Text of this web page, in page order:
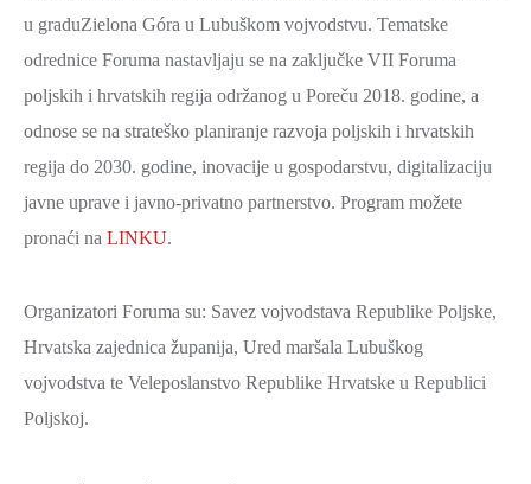
u graduZielona Góra u Lubuškom vojvodstvu. Tematske
odrednice Foruma nastavljaju se na zaključke VII Foruma
poljskih i hrvatskih regija održanog u Poreču 2018. godine, a
odnose se na strateško planiranje razvoja poljskih i hrvatskih
regija do 2030. godine, inovacije u gospodarstvu, digitalizaciju
javne uprave i javno-privatno partnerstvo. Program možete
pronaći na LINKU.
Organizatori Foruma su: Savez vojvodstava Republike Poljske,
Hrvatska zajednica županija, Ured maršala Lubuškog
vojvodstva te Veleposlanstvo Republike Hrvatske u Republici
Poljskoj.